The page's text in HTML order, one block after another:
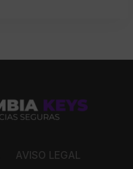
AVISO LEGAL